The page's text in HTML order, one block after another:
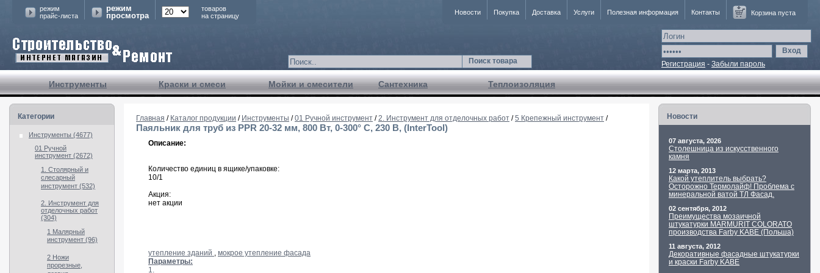
Инструменты Краски и смеси Мойки и смесители Сантехника Теплоизоляция
режим
прайс-листа
режим
просмотра
товаров
на страницу
Новости Покупка Доставка Услуги Полезная информация Контакты Корзина пуста
Вход
Регистрация - Забыли пароль
Поиск товара
Категории
Инструменты (4677)
01 Ручной
инструмент (2672)
1. Столярный и
слесарный
инструмент (532)
2. Инструмент для
отделочных работ
(304)
1 Малярный
инструмент (96)
2 Ножи
прорезные,
Главная / Каталог продукции / Инструменты /01 Ручной инструмент /2. Инструмент для отделочных работ /5 Крепежный инструмент /
Паяльник для труб из PPR 20-32 мм, 800 Вт, 0-300° С, 230 В, (InterTool)
Описание:
Количество единиц в ящике/упаковке:
10/1
Акция:
нет акции
утепление зданий , мокрое утепление фасада
Параметры:
1.
Новости
07 августа, 2026
Столешница из искусственного
камня
12 марта, 2013
Какой утеплитель выбрать?
Осторожно Термолайф! Проблема с
минеральной ватой ТЛ Фасад.
02 сентября, 2012
Преимущества мозаичной
штукатурки MARMURIT COLORATO
производства Farby KABE (Польша)
11 августа, 2012
Декоративные фасадные штукатурки
и краски Farby KABE